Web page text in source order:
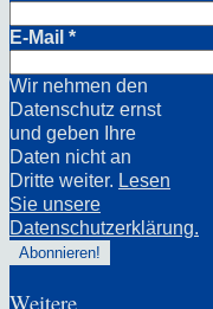
E-Mail *
Wir nehmen den
Datenschutz ernst
und geben Ihre
Daten nicht an
Dritte weiter. Lesen
Sie unsere
Datenschutzerklärung.
Weitere